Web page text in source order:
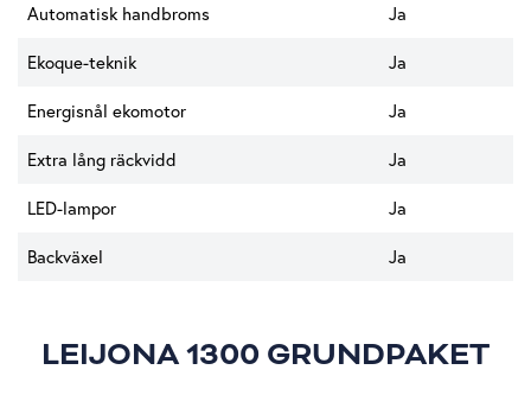
Automatisk handbroms Ja
Ekoque-teknik Ja
Energisnål ekomotor Ja
Extra lång räckvidd Ja
LED-lampor Ja
Backväxel Ja
LEIJONA 1300 GRUNDPAKET